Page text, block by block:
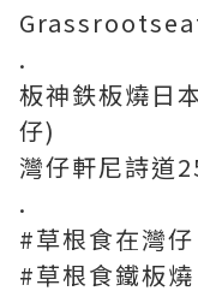
.
板神鉄板燒日
仔)
灣仔軒尼詩道
.
#草根食在灣仔
#草根食鐵板燒